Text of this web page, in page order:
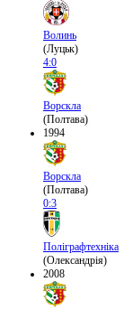
Волинь
(Луцьк)
4:0
Ворскла
(Полтава)
1994
Ворскла
(Полтава)
0:3
Поліграфтехніка
(Олександрія)
2008